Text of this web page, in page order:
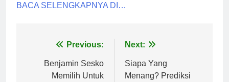
BACA SELENGKAPNYA DI…
navigation
Previous:
Benjamin Sesko
Memilih Untuk
Next:
Siapa Yang
Menang? Prediksi